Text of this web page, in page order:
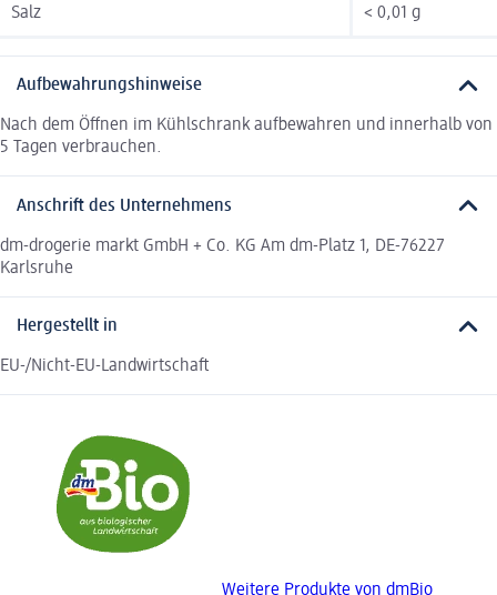
Salz < 0,01 g
Aufbewahrungshinweise
Nach dem Öffnen im Kühlschrank aufbewahren und innerhalb von
5 Tagen verbrauchen.
Anschrift des Unternehmens
dm-drogerie markt GmbH + Co. KG Am dm-Platz 1, DE-76227
Karlsruhe
Hergestellt in
EU-/Nicht-EU-Landwirtschaft
Weitere Produkte von dmBio